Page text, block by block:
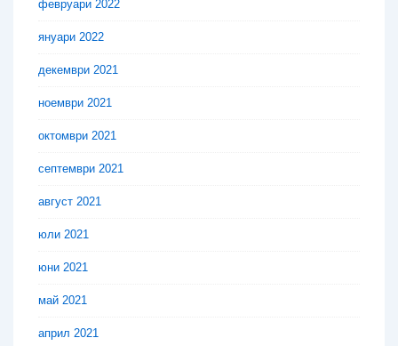
февруари 2022
януари 2022
декември 2021
ноември 2021
октомври 2021
септември 2021
август 2021
юли 2021
юни 2021
май 2021
април 2021